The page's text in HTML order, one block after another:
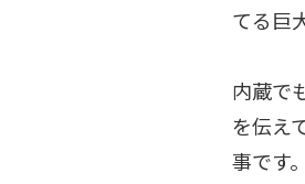
てる巨
内蔵で
を伝え
事です